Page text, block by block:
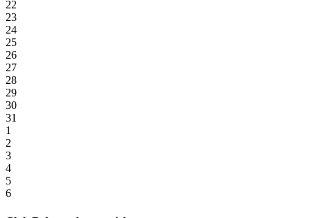
22
23
24
25
26
27
28
29
30
31
1
2
3
4
5
6